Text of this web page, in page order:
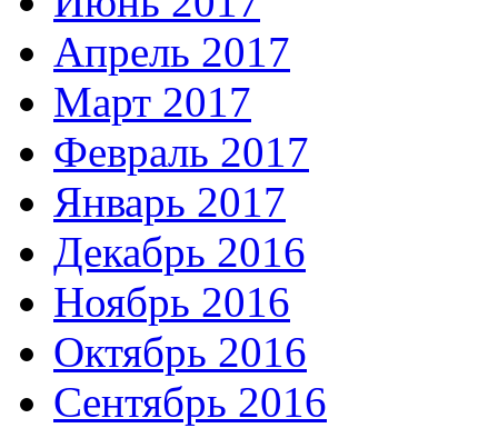
Апрель 2017
Март 2017
Февраль 2017
Январь 2017
Декабрь 2016
Ноябрь 2016
Октябрь 2016
Сентябрь 2016